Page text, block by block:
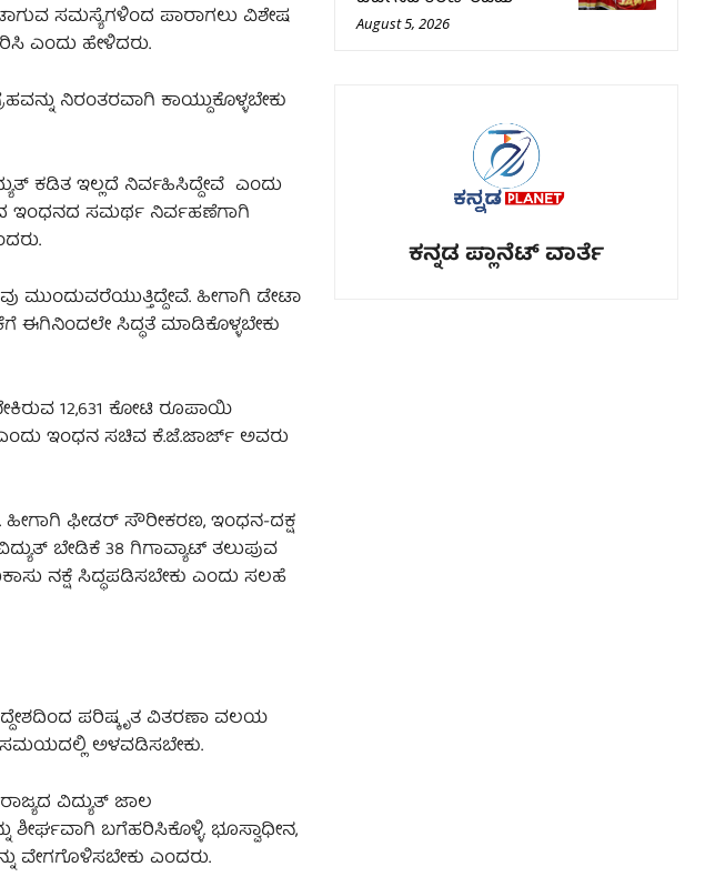
ಸಮಸ್ಯೆಗಳಿಂದ ಪಾರಾಗಲು ವಿಶೇಷ
ಎಂದು ಹೇಳಿದರು.
ನಿರಂತರವಾಗಿ ಕಾಯ್ದುಕೊಳ್ಳಬೇಕು
ಕಡಿತ ಇಲ್ಲದೆ ನಿರ್ವಹಿಸಿದ್ದೇವೆ ಎಂದು
ಇಂಧನದ ಸಮರ್ಥ ನಿರ್ವಹಣೆಗಾಗಿ
ಮುಂದುವರೆಯುತ್ತಿದ್ದೇವೆ. ಹೀಗಾಗಿ ಡೇಟಾ
ಸಿದ್ಧತೆ ಮಾಡಿಕೊಳ್ಳಬೇಕು
12,631 ಕೋಟಿ ರೂಪಾಯಿ
ಇಂಧನ ಸಚಿವ ಕೆ.ಜೆ.ಜಾರ್ಜ್‌ ಅವರು
ಹೀಗಾಗಿ ಫೀಡರ್ ಸೌರೀಕರಣ, ಇಂಧನ-ದಕ್ಷ
ಬೇಡಿಕೆ 38 ಗಿಗಾವ್ಯಾಟ್ ತಲುಪುವ
ನಕ್ಷೆ ಸಿದ್ಧಪಡಿಸಬೇಕು ಎಂದು ಸಲಹೆ
ಪರಿಷ್ಕೃತ ವಿತರಣಾ ವಲಯ
ಸಮಯದಲ್ಲಿ ಅಳವಡಿಸಬೇಕು.
ವಿದ್ಯುತ್ ಜಾಲ
ಬಗೆಹರಿಸಿಕೊಳ್ಳಿ. ಭೂಸ್ವಾಧೀನ,
ವೇಗಗೊಳಿಸಬೇಕು ಎಂದರು.
August 5, 2026
ಕನ್ನಡ ಪ್ಲಾನೆಟ್ ವಾರ್ತೆ